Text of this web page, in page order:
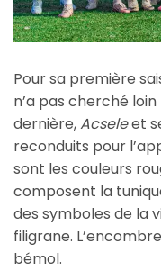
Pour sa première
n’a pas cherché
dernière,Acseleet
reconduits pour
sont les couleurs
composent la
des symboles de la
filigrane.
bémol.